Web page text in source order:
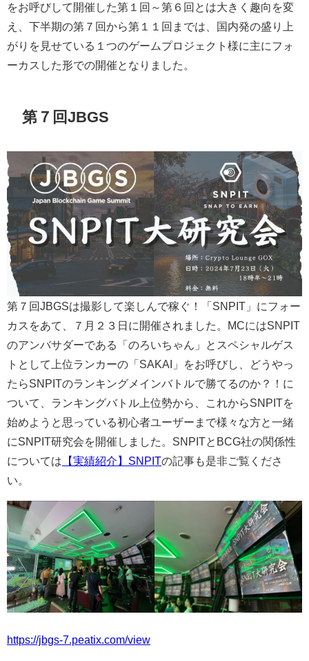
をお呼びして開催した第１回～第６回とは大きく趣向を変
え、下半期の第７回から第１１回までは、国内発の盛り上
がりを見せている１つのゲームプロジェクト様に主にフォ
ーカスした形での開催となりました。
第７回JBGS
第７回JBGSは撮影して楽しんで稼ぐ！「SNPIT」にフォー
カスをあて、７月２３日に開催されました。MCにはSNPIT
のアンバサダーである「のろいちゃん」とスペシャルゲス
トとして上位ランカーの「SAKAI」をお呼びし、どうやっ
たらSNPITのランキングメインバトルで勝てるのか？！に
ついて、ランキングバトル上位勢から、これからSNPITを
始めようと思っている初心者ユーザーまで様々な方と一緒
にSNPIT研究会を開催しました。SNPITとBCG社の関係性
については 【実績紹介】SNPITの記事も是非ご覧くださ
い。
https://jbgs-7.peatix.com/view